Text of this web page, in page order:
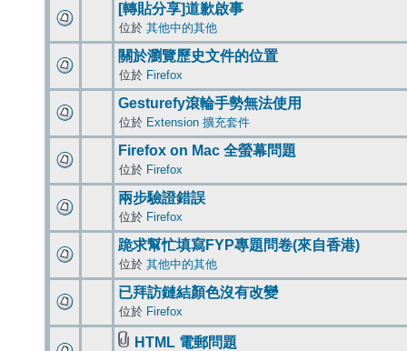
[轉貼分享]道歉啟事
位於 其他中的其他
關於瀏覽歷史文件的位置
位於 Firefox
Gesturefy滾輪手勢無法使用
位於 Extension 擴充套件
Firefox on Mac 全螢幕問題
位於 Firefox
兩步驗證錯誤
位於 Firefox
跪求幫忙填寫FYP專題問卷(來自香港)
位於 其他中的其他
已拜訪鏈結顏色沒有改變
位於 Firefox
HTML 電郵問題